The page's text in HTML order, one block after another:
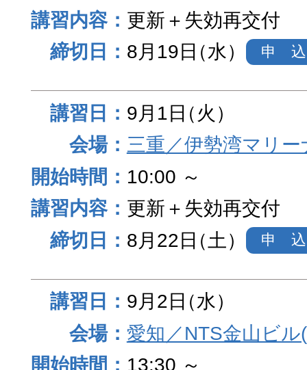
更新＋失効再交付
8月19日（水） 申 込
9月1日（火）
三重／伊勢湾マリー
10:00 ～
更新＋失効再交付
8月22日（土） 申 込
9月2日（水）
愛知／NTS金山ビ
13:30 ～